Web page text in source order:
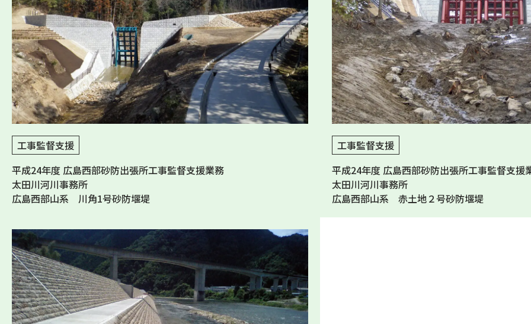
工事監督支援
平成24年度 広島西部砂防出張所工事監督支援業務
太田川河川事務所
広島西部山系 川角1号砂防堰堤
工事監督支援
平成24年度 広島西部砂防出張所工事監督支援
太田川河川事務所
広島西部山系 赤土地２号砂防堰堤